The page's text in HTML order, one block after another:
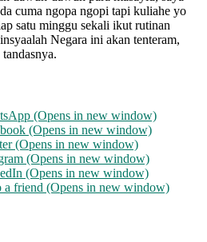
cuma ngopa ngopi tapi kuliahe yo
satu minggu sekali ikut rutinan
Negara ini akan tenteram,
(Opens in new window)
(Opens in new window)
(Opens in new window)
(Opens in new window)
(Opens in new window)
friend (Opens in new window)